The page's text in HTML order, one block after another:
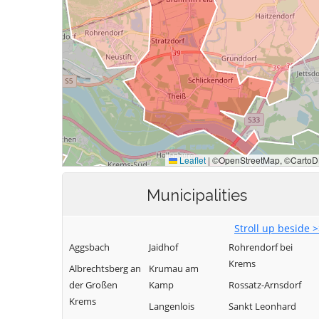
Municipalities
Stroll up beside
Aggsbach
Albrechtsberg an
der Großen
Krems
Jaidhof
Krumau am
Kamp
Langenlois
Rohrendorf bei
Krems
Rossatz-Arnsdorf
Sankt Leonhard